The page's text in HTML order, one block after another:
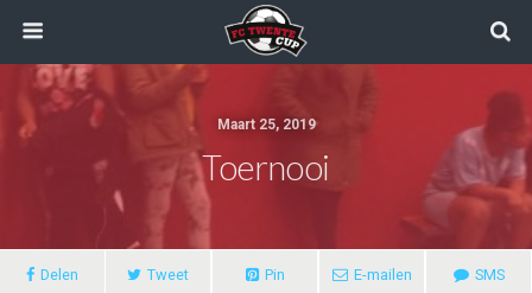
Maart 25, 2019
Toernooi
Delen Tweet Pin E-mailen SMS